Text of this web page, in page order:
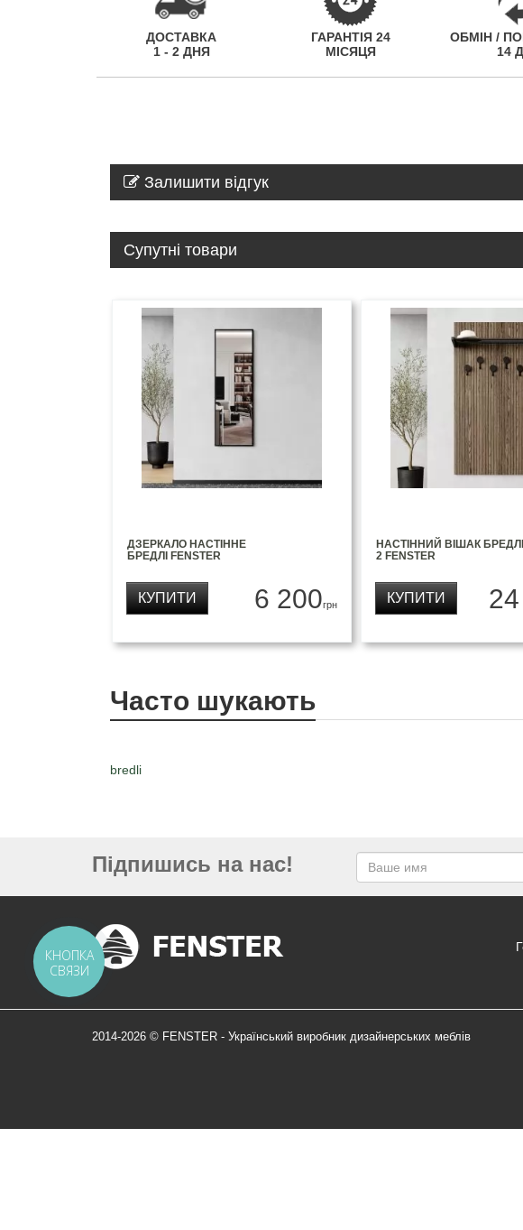
ДОСТАВКА
1 - 2 ДНЯ
ГАРАНТІЯ 24
МІСЯЦЯ
ОБМІН /
14
Залишити відгук
Супутні товари
ДЗЕРКАЛО НАСТІННЕ
БРЕДЛІ FENSTER
6 200грн
КУПИТИ
НАСТІННИЙ ВІШАК БРЕДЛІ
2 FENSTER
КУПИТИ
Часто шукають
bredli
Підпишись на нас!
2014-2026 © FENSTER - Український виробник дизайнерських меблів
КНОПКА
СВЯЗИ